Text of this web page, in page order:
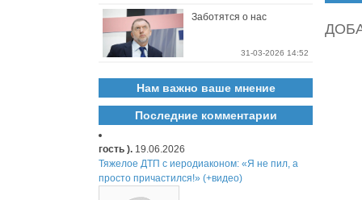
(видео
Заботятся о нас
31-03-2026 14:52
Нам важно ваше мнение
Последние комментарии
гость ). 19.06.2026
Тяжелое ДТП с иеродиаконом: «Я не пил, а
просто причастился!» (+видео)